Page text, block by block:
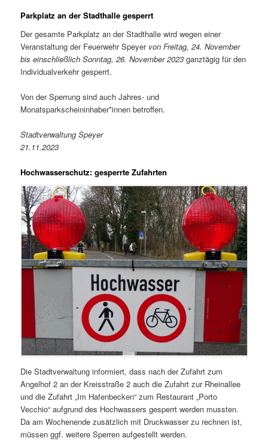
Parkplatz an der Stadthalle gesperrt
Der gesamte Parkplatz an der Stadthalle wird wegen einer
Veranstaltung der Feuerwehr Speyer von Freitag, 24. November
bis einschließlich Sonntag, 26. November 2023 ganztägig für den
Individualverkehr gesperrt.
Von der Sperrung sind auch Jahres- und
Monatsparkscheininhaber*innen betroffen.
Stadtverwaltung Speyer
21.11.2023
Hochwasserschutz: gesperrte Zufahrten
Die Stadtverwaltung informiert, dass nach der Zufahrt zum
Angelhof 2 an der Kreisstraße 2 auch die Zufahrt zur Rheinallee
und die Zufahrt „Im Hafenbecken“ zum Restaurant „Porto
Vecchio“ aufgrund des Hochwassers gesperrt werden mussten.
Da am Wochenende zusätzlich mit Druckwasser zu rechnen ist,
müssen ggf. weitere Sperren aufgestellt werden.